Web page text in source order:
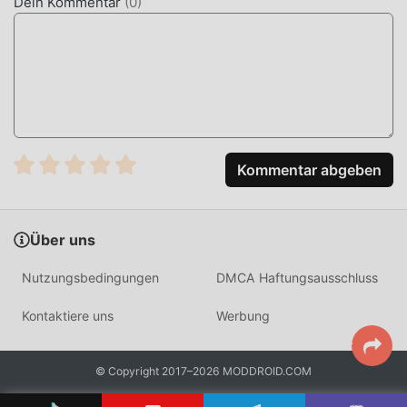
langweilige „Ansammeln“ wiederholen. Mods können
Klicken Sie einfach auf die Download-Schaltfläche, um die
Moddroid-APP zu installieren. Sie können die kostenlose
weitere kostenlose beliebte Mod-Spiele auf Sie play,
worauf warten Sie noch, laden Sie es jetzt herunter!
Kommentar abgeben
Über uns
Nutzungsbedingungen DMCA Haftungsausschluss
Kontaktiere uns Werbung
© Copyright 2017–2026 MODDROID.COM